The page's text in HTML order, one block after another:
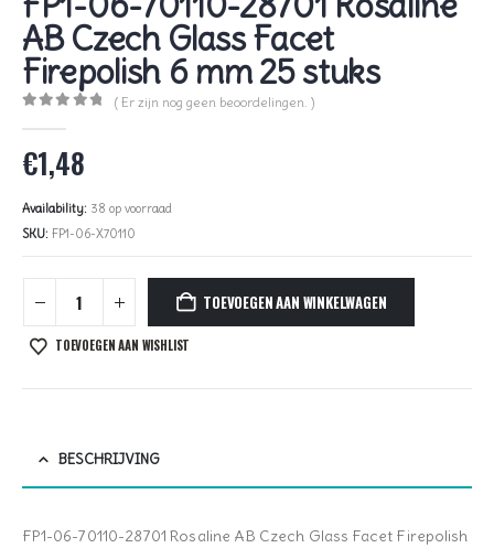
AB Czech Glass Facet
Firepolish 6 mm 25 stuks
( Er zijn nog geen beoordelingen. )
€1,48
Availability: 38 op voorraad
SKU: FP1-06-X70110
TOEVOEGEN AAN WINKELWAGEN
TOEVOEGEN AAN WISHLIST
BESCHRIJVING
FP1-06-70110-28701 Rosaline AB Czech Glass Facet Firepolish